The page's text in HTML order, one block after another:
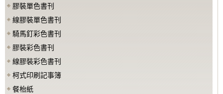
膠裝單色書刊
線膠裝單色書刊
騎馬釘彩色書刊
膠裝彩色書刊
線膠裝彩色書刊
柯式印刷記事簿
餐枱紙